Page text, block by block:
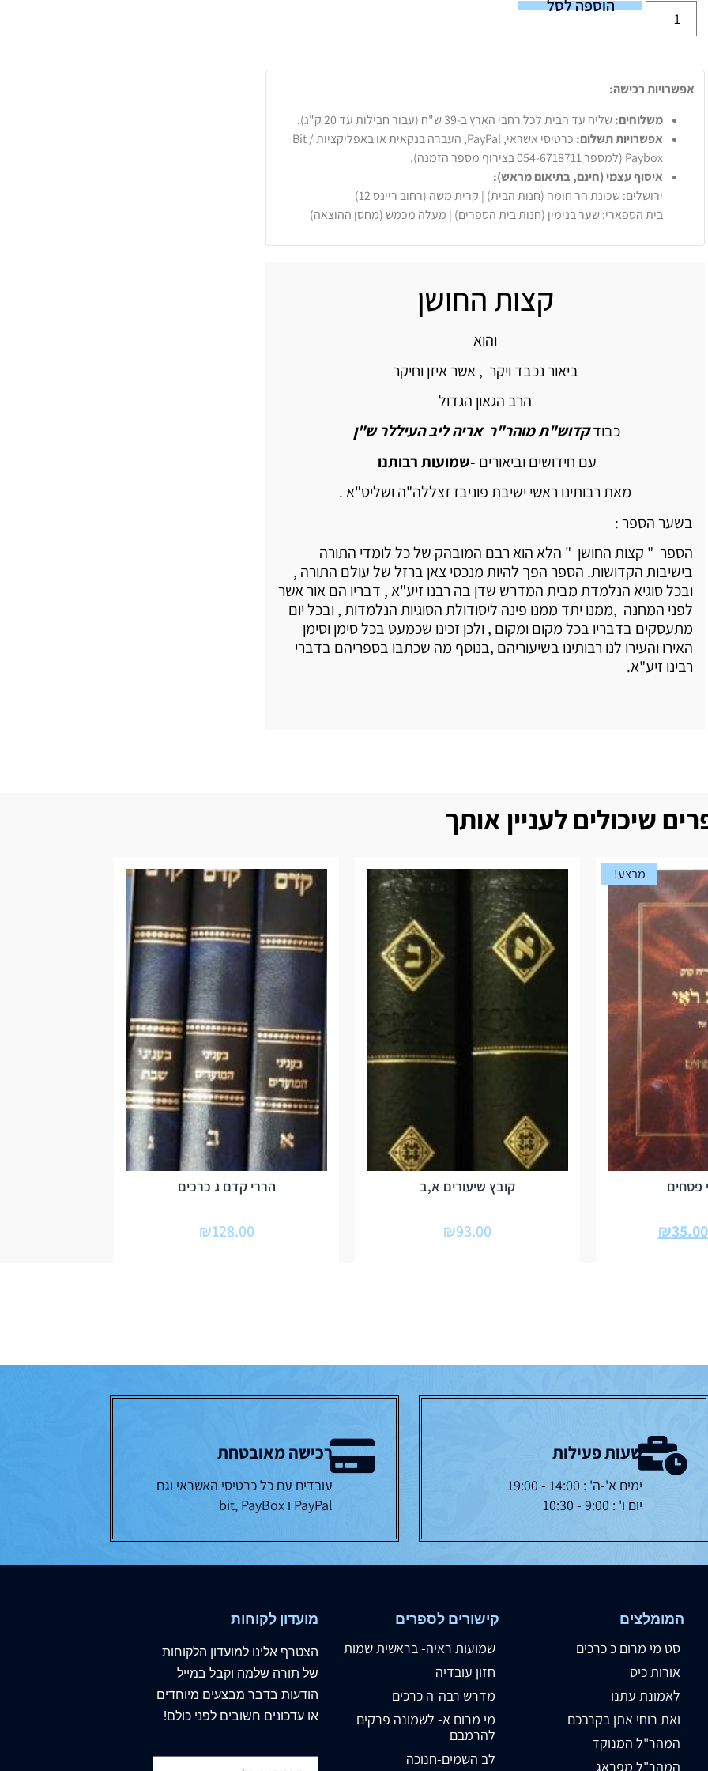
הוספה לסל
אפשרויות רכישה:
משלוחים:שליח עד הבית לכל רחבי הארץ ב-39 ש"ח (עבור חבילות עד 20 ק"ג).
אפשרויות תשלום:
כרטיסי אשראי, PayPal, העברה בנקאית או באפליקציות Bit /
Paybox (למספר 054-6718711 בצירוף מספר הזמנה).
איסוף עצמי (חינם, בתיאום מראש):
ירושלים: שכונת הר חומה (חנות הבית) | קרית משה (רחוב ריינס 12)
בית הספארי: שער בנימין (חנות בית הספרים) | מעלה מכמש (מחסן ההוצאה)
קצות החושן
והוא
ביאור נכבד ויקר , אשר איזן וחיקר
הרב הגאון הגדול
כבודקדוש"ת מוהר"ר אריה ליב העיללר ש"ן
עם חידושים וביאורים -שמועות רבותנו
מאת רבותינו ראשי ישיבת פוניבז זצללה"ה ושליט"א .
בשער הספר :
הספר " קצות החושן " הלא הוא רבם המובהק של כל לומדי התורה
בישיבות הקדושות. הספר הפך להיות מנכסי צאן ברזל של עולם התורה ,
ובכל סוגיא הנלמדת מבית המדרש שדן בה רבנו זיע"א , דבריו הם אור אשר
לפני המחנה ,ממנו יתד ממנו פינה ליסודולת הסוגיות הנלמדות , ובכל יום
מתעסקים בדבריו בכל מקום ומקום , ולכן זכינו שכמעט בכל סימן וסימן
האירו והעירו לנו רבותינו בשיעוריהם ,בנוסף מה שכתבו בספריהם בדברי
רבינו זיע"א.
שיכולים לעניין אותך
מבצע!
פסחים
₪35.00
קובץ שיעורים א,ב
₪93.00
הררי קדם ג כרכים
₪128.00
שעות פעילות
ימים א'-ה' : 14:00 - 19:00
יום ו' : 9:00 - 10:30
רכישה מאובטחת
עובדים עם כל כרטיסי האשראי וגם
PayPal ו bit, PayBox
המומלצים
סט מי מרום כ כרכים
אורות כיס
לאמונת עתנו
ואת רוחי אתן בקרבכם
המהר"ל המנוקד
המהר"ל מפראג
קישורים לספרים
שמועות ראיה- בראשית שמות
חזון עובדיה
מדרש רבה-ה כרכים
מי מרום א- לשמונה פרקים
להרמבם
לב השמים-חנוכה
מועדון לקוחות
הצטרף אלינו למועדון הלקוחות
של תורה שלמה וקבל במייל
הודעות בדבר מבצעים מיוחדים
או עדכונים חשובים לפני כולם!